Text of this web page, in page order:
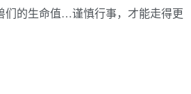
的生命值…谨慎行事，才能走得更